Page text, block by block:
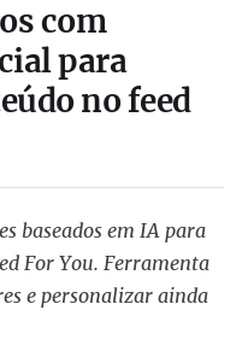
com
para
no feed
baseados em IA para
For You. Ferramenta
e personalizar ainda